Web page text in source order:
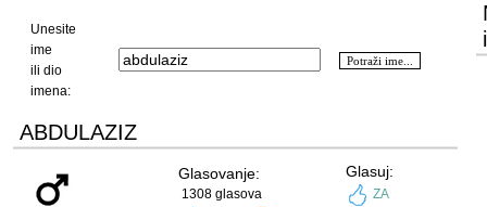
Unesite
ime
ili dio
imena:
ABDULAZIZ
Glasovanje:
1308 glasova
Glasuj:
ZA